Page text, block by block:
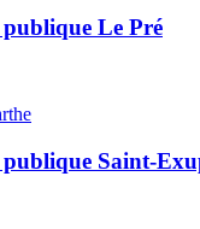
Le Pré
Saint-